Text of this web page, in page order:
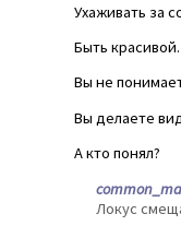
Ухаживать за
Быть
Вы не
Вы делаете
А кто понял?
Локус